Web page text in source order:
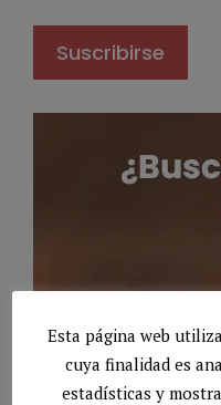
Esta página web
cuya finalidad es
estadísticas y